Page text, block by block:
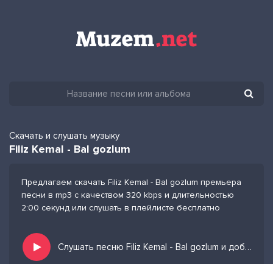
Скачать и слушать музыку
Filiz Kemal - Bal gozlum
Предлагаем скачать Filiz Kemal - Bal gozlum премьера
песни в mp3 с качеством 320 kbps и длительностью
2:00 секунд или слушать в плейлисте бесплатно
Слушать песню Filiz Kemal - Bal gozlum и добавить в избранных